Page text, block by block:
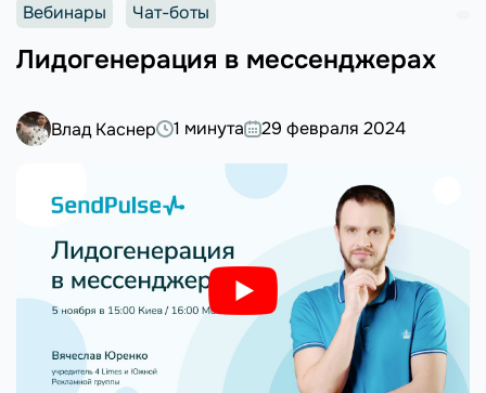
Вебинары Чат-боты
Лидогенерация в мессенджерах
Влад Каснер 1 минута 29 февраля 2024